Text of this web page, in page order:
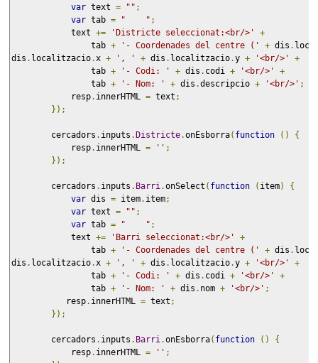
var text = "" ;
var tab = "    " ;
            text
+= 'Districte seleccionat:<br/>'
+
                tab
+ '- Coordenades del centre (' + dis .
dis . localitzacio. x + ', ' + dis . localitzacio.y + '<br/>'
+
                tab
+ '- Codi: ' + dis . codi + '<br/>'
+
                tab
+ '- Nom: ' + dis .descripcio + '<br/>' ;
            resp
. innerHTML = text ;
});
        cercadors
. inputs .Districte.onEsborra( function ()
{
            resp
. innerHTML = '' ;
});
        cercadors
. inputs . Barri .onSelect ( function ( item)
{
var dis = item. item;
var text = "" ;
var tab = "    " ;
            text
+= 'Barri seleccionat:<br/>'
+
                tab
+ '- Coordenades del centre (' + dis .
dis . localitzacio. x + ', ' + dis . localitzacio.y + '<br/>'
+
                tab
+ '- Codi: ' + dis . codi + '<br/>'
+
                tab
+ '- Nom: ' + dis . nom + '<br/>' ;
           resp
. innerHTML = text ;
});
        cercadors
. inputs . Barri .onEsborra( function ()
{
            resp
. innerHTML = '' ;